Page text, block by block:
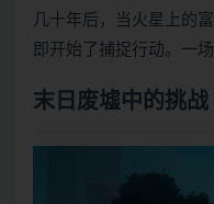
几十年后，当火星上的
即开始了捕捉行动。一
末日废墟中的挑战